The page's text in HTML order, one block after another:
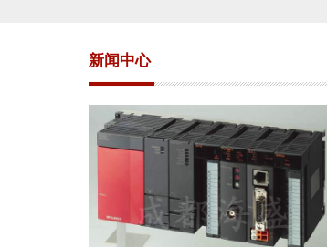
新闻中心